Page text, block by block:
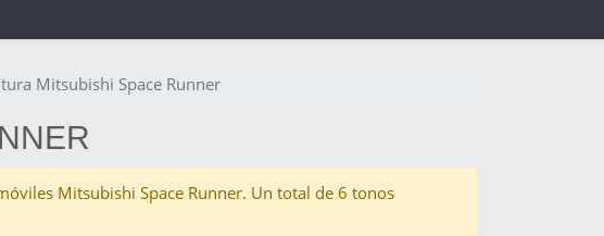
Mitsubishi Space Runner
Mitsubishi Space Runner. Un total de 6 tonos